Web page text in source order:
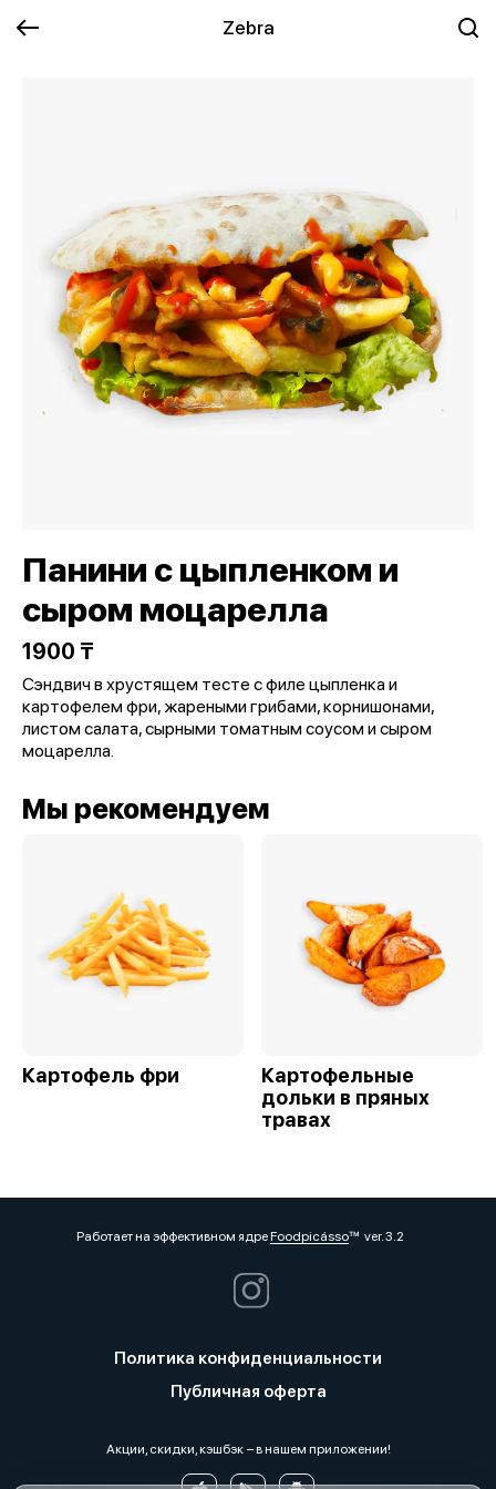
Zebra
Панини с цыпленком и
сыром моцарелла
1900 ₸
Сэндвич в хрустящем тесте с филе цыпленка и
картофелем фри, жареными грибами, корнишонами,
листом салата, сырными томатным соусом и сыром
моцарелла.
Мы рекомендуем
Картофель фри
Картофельные
дольки в пряных
травах
Работает на эффективном ядреFoodpicássover. 3.2
Политика конфиденциальности
Публичная оферта
Акции, скидки, кэшбэк − в нашем приложении!